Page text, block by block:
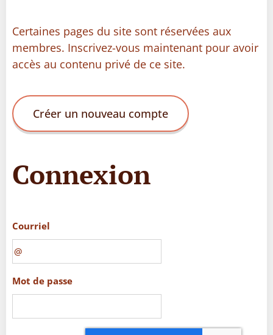
Certaines pages du site sont réservées aux
membres. Inscrivez-vous maintenant pour avoir
accès au contenu privé de ce site.
Créer un nouveau compte
Connexion
Courriel
Mot de passe